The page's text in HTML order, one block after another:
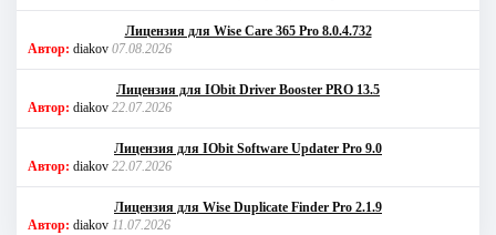
Лицензия для Wise Care 365 Pro 8.0.4.732
Автор: diakov 07.08.2026
Лицензия для IObit Driver Booster PRO 13.5
Автор: diakov 22.07.2026
Лицензия для IObit Software Updater Pro 9.0
Автор: diakov 22.07.2026
Лицензия для Wise Duplicate Finder Pro 2.1.9
Автор: diakov 11.07.2026